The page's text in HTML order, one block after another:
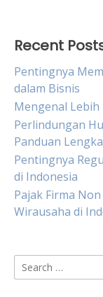
Recent
Pentingnya
dalam Bisnis
Mengenal
Perlindungan
Panduan
Pentingnya
di Indonesia
Pajak Firma
Wirausaha di
Search
for: